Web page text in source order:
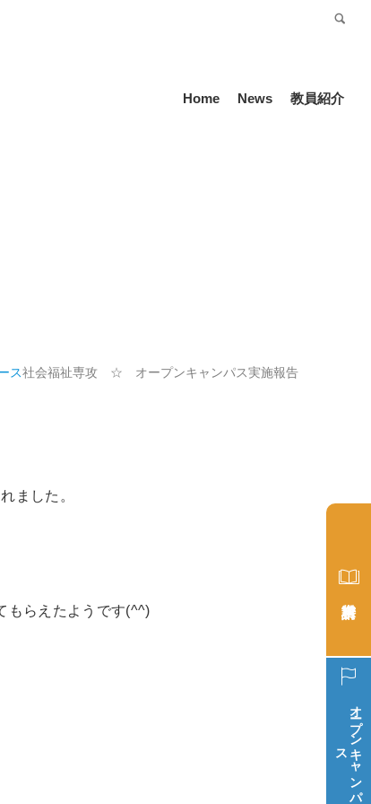
Home News 教員紹介
ス社会福祉専攻 ☆ オープンキャンパス実施報告
ました。
もらえたようです(^^)
オープン
キ
ャ
ン
パ
ス